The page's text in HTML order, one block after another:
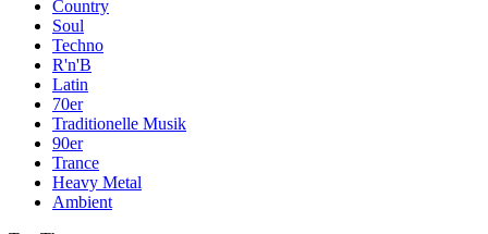
Country
Soul
Techno
R'n'B
Latin
70er
Traditionelle Musik
90er
Trance
Heavy Metal
Ambient